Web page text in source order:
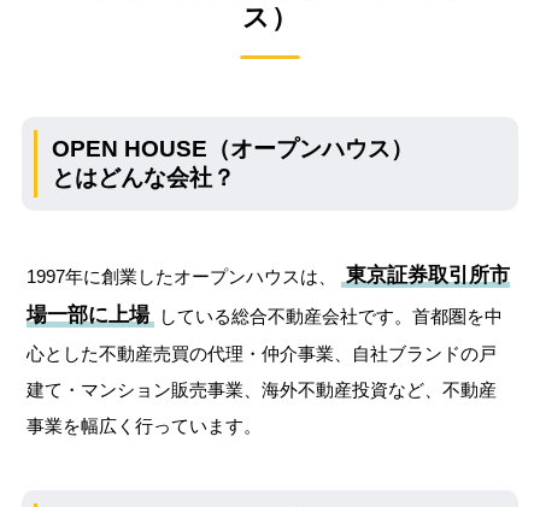
ス）
OPEN HOUSE（オープンハウス）
とはどんな会社？
1997年に創業したオープンハウスは、
東京証券取引所市
場一部に上場
している総合不動産会社です。首都圏を中
心とした不動産売買の代理・仲介事業、自社ブランドの戸
建て・マンション販売事業、海外不動産投資など、不動産
事業を幅広く行っています。